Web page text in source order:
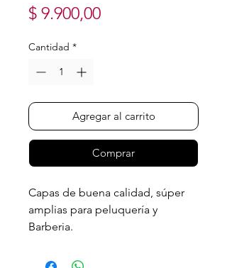
$ 9.900,00Precio
Cantidad *
Agregar al carrito
Comprar
Capas de buena calidad, súper
amplias para peluquería y
Barberia.
Con gancho para sujetar el cuello